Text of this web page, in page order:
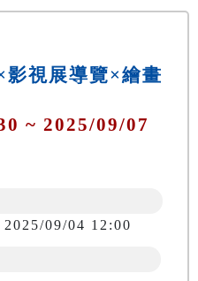
視展導覽×繪畫
~ 2025/09/07
09/04 12:00